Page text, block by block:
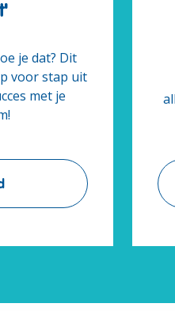
je dat? Dit
voor stap uit
met je
Ebook 'Een huis kopen,